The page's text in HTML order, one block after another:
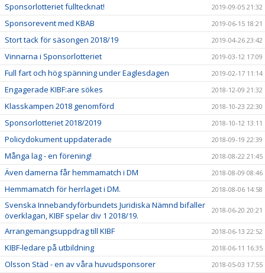
Sponsorlotteriet fulltecknat! 2019-09-05 21:32
Sponsorevent med KBAB 2019-06-15 18:21
Stort tack för säsongen 2018/19 2019-04-26 23:42
Vinnarna i Sponsorlotteriet 2019-03-12 17:09
Full fart och hög spänning under Eaglesdagen 2019-02-17 11:14
Engagerade KIBF:are sökes 2018-12-09 21:32
Klasskampen 2018 genomförd 2018-10-23 22:30
Sponsorlotteriet 2018/2019 2018-10-12 13:11
Policydokument uppdaterade 2018-09-19 22:39
Många lag - en förening! 2018-08-22 21:45
Även damerna får hemmamatch i DM 2018-08-09 08:46
Hemmamatch för herrlaget i DM. 2018-08-06 14:58
Svenska Innebandyförbundets Juridiska Nämnd bifaller
överklagan, KIBF spelar div 1 2018/19.
2018-06-20 20:21
Arrangemangsuppdrag till KIBF 2018-06-13 22:52
KIBF-ledare på utbildning 2018-06-11 16:35
Olsson Städ - en av våra huvudsponsorer 2018-05-03 17:55